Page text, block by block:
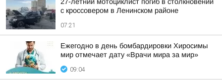
с кроссовером в Ленинском районе
07:21
Ежегодно в день бомбардировки Хиросимы
мир отмечает дату «Врачи мира за мир»
09:04